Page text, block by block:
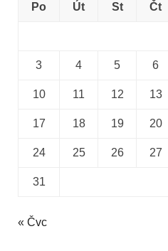
Po
Út St Čt
3 4 5 6
10 11 12 13
17 18 19 20
24 25 26 27
31
« Čvc